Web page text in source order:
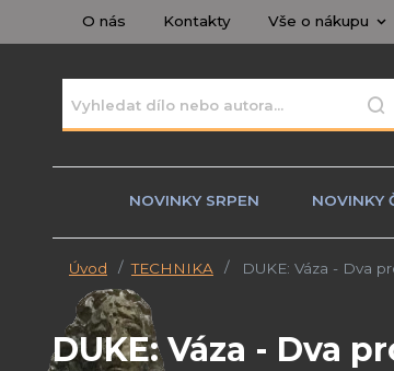
O nás Kontakty Vše o nákupu
NOVINKY SRPEN NOVINKY
Úvod TECHNIKA DUKE: Váza - Dva
DUKE: Váza - Dva